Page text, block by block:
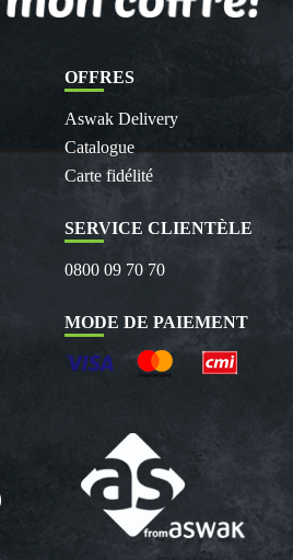
OFFRES
Aswak Delivery
Catalogue
Carte fidélité
SERVICE CLIENTÈLE
0800 09 70 70
MODE DE PAIEMENT